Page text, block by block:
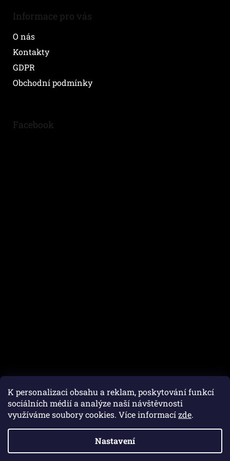
K personalizaci obsahu a reklam, poskytování funkcí
sociálních médií a analýze naší návštěvnosti
využíváme soubory cookies. Více informacízde.
Nastavení
Informace pro vás
O nás
Kontakty
GDPR
Obchodní podmínky
Facebook
Vytvořil Shoptet